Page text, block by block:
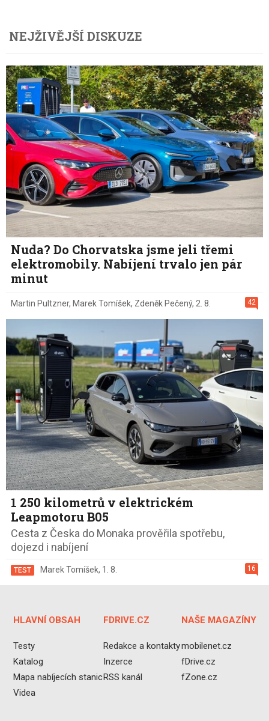
NEJŽIVĚJŠÍ DISKUZE
Nuda? Do Chorvatska jsme jeli třemi
elektromobily. Nabíjení trvalo jen pár
minut
42
Martin Pultzner, Marek Tomíšek, Zdeněk Pečený, 2. 8.
1 250 kilometrů v elektrickém
Leapmotoru B05
Cesta z Česka do Monaka prověřila spotřebu,
dojezd i nabíjení
16
TEST Marek Tomíšek, 1. 8.
HLAVNÍ OBSAH
Testy
Katalog
Mapa nabíjecích stanic
Videa
FDRIVE.CZ
Redakce a kontakty
Inzerce
RSS kanál
NAŠE MAGAZÍNY
mobilenet.cz
fDrive.cz
fZone.cz